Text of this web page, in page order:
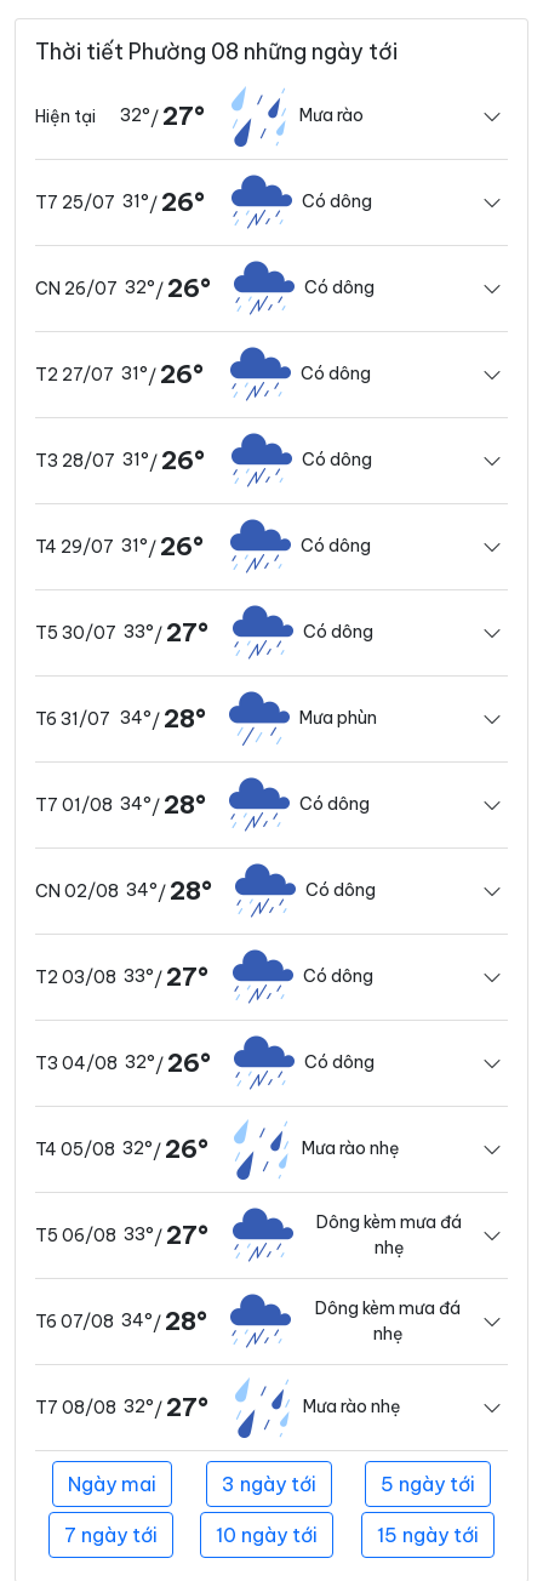
Thời tiết Phường 08 những ngày tới
Hiện tại 32°/ 27° Mưa rào
T7 25/07 31°/ 26° Có dông
CN 26/07 32°/ 26° Có dông
T2 27/07 31°/ 26° Có dông
T3 28/07 31°/ 26° Có dông
T4 29/07 31°/ 26° Có dông
T5 30/07 33°/ 27° Có dông
T6 31/07 34°/ 28° Mưa phùn
T7 01/08 34°/ 28° Có dông
CN 02/08 34°/ 28° Có dông
T2 03/08 33°/ 27° Có dông
T3 04/08 32°/ 26° Có dông
T4 05/08 32°/ 26° Mưa rào nhẹ
T5 06/08 33°/ 27°
Dông kèm mưa đá
nhẹ
T6 07/08 34°/ 28°
Dông kèm mưa đá
nhẹ
T7 08/08 32°/ 27° Mưa rào nhẹ
Ngày mai 3 ngày tới 5 ngày tới
7 ngày tới 10 ngày tới 15 ngày tới